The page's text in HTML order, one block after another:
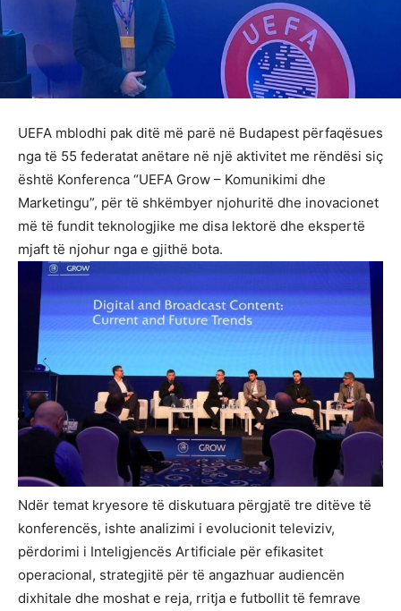
UEFA mblodhi pak ditë më parë në Budapest përfaqësues
nga të 55 federatat anëtare në një aktivitet me rëndësi siç
është Konferenca “UEFA Grow – Komunikimi dhe
Marketingu”, për të shkëmbyer njohuritë dhe inovacionet
më të fundit teknologjike me disa lektorë dhe ekspertë
mjaft të njohur nga e gjithë bota.
Ndër temat kryesore të diskutuara përgjatë tre ditëve të
konferencës, ishte analizimi i evolucionit televiziv,
përdorimi i Inteligjencës Artificiale për efikasitet
operacional, strategjitë për të angazhuar audiencën
dixhitale dhe moshat e reja, rritja e futbollit të femrave